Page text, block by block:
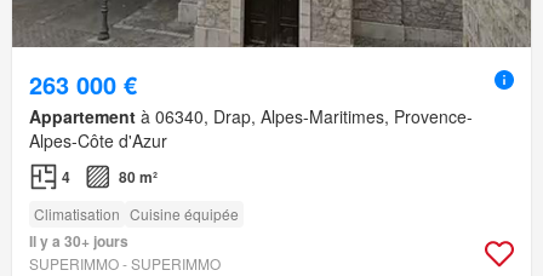
263 000 €
Appartement à 06340, Drap, Alpes-Maritimes, Provence-
Alpes-Côte d'Azur
4 80 m²
Climatisation Cuisine équipée
Il y a 30+ jours
SUPERIMMO - SUPERIMMO